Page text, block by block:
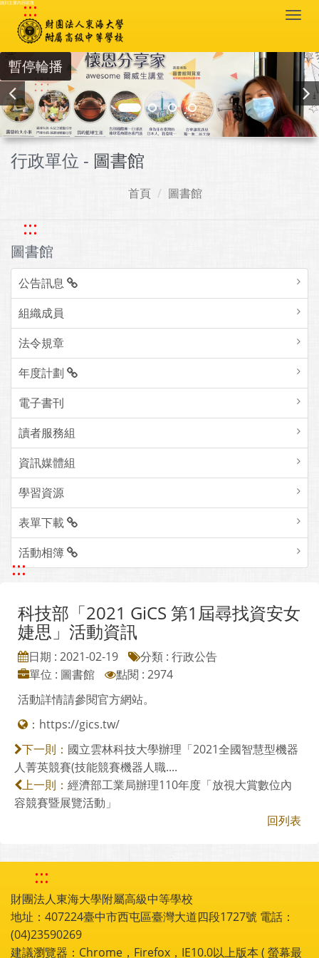
跳到主要內容區塊
:::
暫停輪播
行政單位 - 圖書館
首頁 圖書館
:::
圖書館
公告訊息
組織成員
法令規章
年度計劃
電子書刊
讀者服務組
資訊媒體組
學習資源
表單下載
活動相簿
:::
科技部「2021 GiCS 第1屆尋找資安女
婕思」活動資訊
日期 : 2021-02-19
分類 : 行政公告
單位 : 圖書館
點閱 : 2974
活動詳情請參閱官方網站。
： https://gics.tw/
下一則： 國立雲林科技大學辦理「2021全國智慧型機器
人菁英競賽(技能競賽機器人職....
上一則： 經濟部工業局辦理110年度「放視大賞數位內
容競賽暨展覽活動」
回列表
:::
財團法人東海大學附屬高級中等學校
地址：407224臺中市西屯區臺灣大道四段1727號 電話：
(04)23590269
建議瀏覽器：Chrome，Firefox，IE10.0以上版本 ( 螢幕最